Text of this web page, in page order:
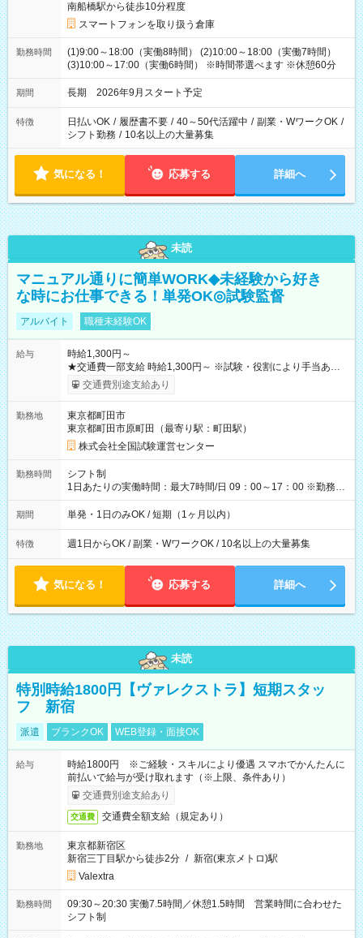
南船橋駅から徒歩10分程度
スマートフォンを取り扱う倉庫
勤務時間
(1)9:00～18:00（実働8時間） (2)10:00～18:00（実働7時間）
(3)10:00～17:00（実働6時間） ※時間帯選べます ※休憩60分
期間 長期 2026年9月スタート予定
特徴 日払いOK / 履歴書不要 / 40～50代活躍中 / 副業・WワークOK /
シフト勤務 / 10名以上の大量募集
気になる！ 応募する 詳細へ
未読
マニュアル通りに簡単WORK◆未経験から好き
な時にお仕事できる！単発OK◎試験監督
アルバイト 職種未経験OK
給与
時給1,300円～
★交通費一部支給 時給1,300円～ ※試験・役割により手当あり
※勤務回数により昇給あり 【即給（前払い）オプションあ
り！】 希望される場合、勤務から1週間ほどで給与の一部を受け
例】 ・河合塾模擬試験 8:30～17:30（休憩1時間） 時給1,300円
×8時間＝日収10,400円＋交通費 ※当日の役割により時給＋100
円の場合あり ・国家試験 7:00～13:30（休憩なし） 時給1,300
円（役割手当＋100円）×6時間＝日収8,400円＋交通費 【試用期
間】試用期間なし
交通費別途支給あり
勤務地
東京都町田市
東京都町田市原町田（最寄り駅：町田駅）
株式会社全国試験運営センター
勤務時間
シフト制
1日あたりの実働時間：最大7時間/日 09：00～17：00 ※勤務時
間は 試験により異なります。
期間 単発・1日のみOK / 短期（1ヶ月以内）
特徴 週1日からOK / 副業・WワークOK / 10名以上の大量募集
気になる！ 応募する 詳細へ
未読
特別時給1800円【ヴァレクストラ】短期スタッ
フ 新宿
派遣 ブランクOK WEB登録・面接OK
給与
時給1800円 ※ご経験・スキルにより優遇 スマホでかんたんに
前払いで給与が受け取れます（※上限、条件あり）
交通費別途支給あり
交通費 交通費全額支給（規定あり）
勤務地
東京都新宿区
新宿三丁目駅から徒歩2分 / 新宿(東京メトロ)駅
Valextra
勤務時間
09:30～20:30 実働7.5時間／休憩1.5時間 営業時間に合わせた
シフト制